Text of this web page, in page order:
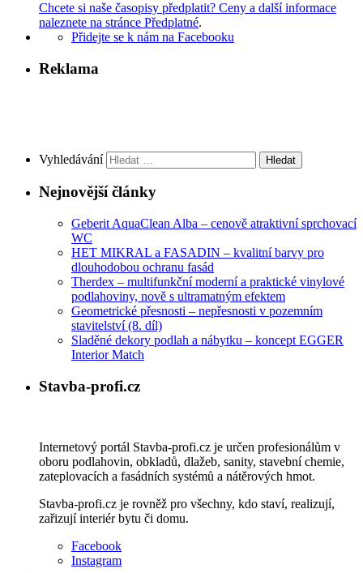
Chcete si naše časopisy předplatit? Ceny a další informace
naleznete na stránce Předplatné.
Přidejte se k nám na Facebooku
Reklama
Vyhledávání
Nejnovější články
Geberit AquaClean Alba – cenově atraktivní sprchovací
WC
HET MIKRAL a FASADIN – kvalitní barvy pro
dlouhodobou ochranu fasád
Therdex – multifunkční moderní a praktické vinylové
podlahoviny, nově s ultramatným efektem
Geometrické přesnosti – nepřesnosti v pozemním
stavitelství (8. díl)
Sladěné dekory podlah a nábytku – koncept EGGER
Interior Match
Stavba-profi.cz
Internetový portál Stavba-profi.cz je určen profesionálům v
oboru podlahovin, obkladů, dlažeb, sanity, stavební chemie,
zateplovacích a fasádních systémů a nátěrových hmot.
Stavba-profi.cz je rovněž pro všechny, kdo staví, realizují,
zařizují interiér bytu či domu.
Facebook
Instagram